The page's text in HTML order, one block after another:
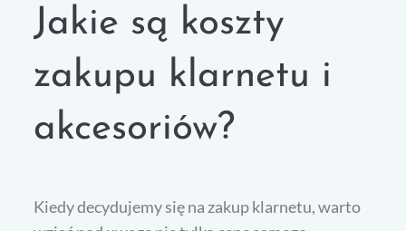
Jakie są koszty
zakupu klarnetu i
akcesoriów?
Kiedy decydujemy się na zakup klarnetu, warto